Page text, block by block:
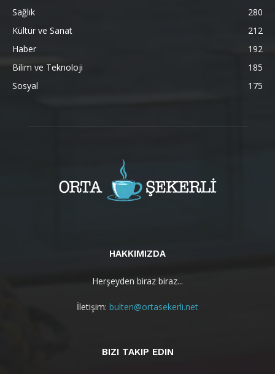
Sağlık
280
Kültür ve Sanat
212
Haber
192
Bilim ve Teknoloji
185
Sosyal
175
HAKKIMIZDA
Herşeyden biraz biraz...
İletişim: bulten@ortasekerli.net
BIZI TAKIP EDIN